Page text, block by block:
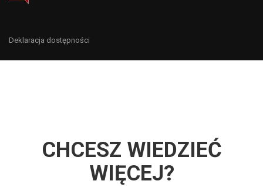
Deklaracja dostępności
CHCESZ WIEDZIEĆ
WIĘCEJ?